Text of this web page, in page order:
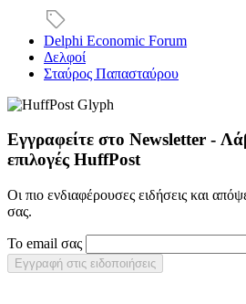
Delphi Economic Forum
Δελφοί
Σταύρος Παπασταύρου
Εγγραφείτε στο Newsletter -
επιλογές HuffPost
Οι πιο ενδιαφέρουσες ειδήσεις και
σας.
Το email σας
Εγγραφή στις ειδοποιήσεις